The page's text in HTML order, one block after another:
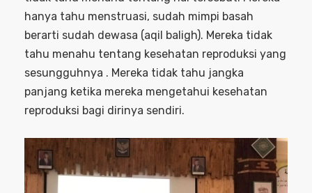
hanya tahu menstruasi, sudah mimpi basah
berarti sudah dewasa (aqil baligh). Mereka tidak
tahu menahu tentang kesehatan reproduksi yang
sesungguhnya . Mereka tidak tahu jangka
panjang ketika mereka mengetahui kesehatan
reproduksi bagi dirinya sendiri.